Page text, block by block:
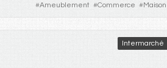
#Ameublement #Commerce #Maison
Intermarché